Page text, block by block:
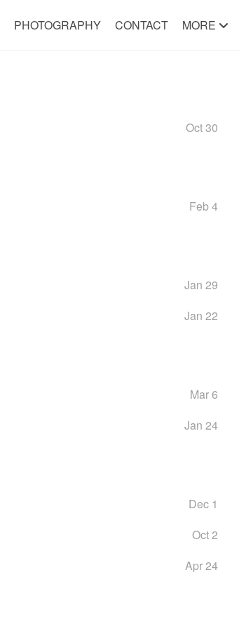
PHOTOGRAPHY CONTACT MORE
Oct 30
Feb 4
Jan 29
Jan 22
Mar 6
Jan 24
Dec 1
Oct 2
Apr 24